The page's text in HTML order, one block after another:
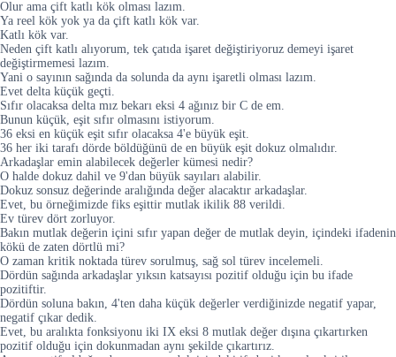
Olur ama çift katlı kök olması lazım.
Ya reel kök yok ya da çift katlı kök var.
Katlı kök var.
Neden çift katlı alıyorum, tek çatıda işaret değiştiriyoruz demeyi işaret
değiştirmemesi lazım.
Yani o sayının sağında da solunda da aynı işaretli olması lazım.
Evet delta küçük geçti.
Sıfır olacaksa delta mız bekarı eksi 4 ağınız bir C de em.
Bunun küçük, eşit sıfır olmasını istiyorum.
36 eksi en küçük eşit sıfır olacaksa 4'e büyük eşit.
36 her iki tarafı dörde böldüğünü de en büyük eşit dokuz olmalıdır.
Arkadaşlar emin alabilecek değerler kümesi nedir?
O halde dokuz dahil ve 9'dan büyük sayıları alabilir.
Dokuz sonsuz değerinde aralığında değer alacaktır arkadaşlar.
Evet, bu örneğimizde fiks eşittir mutlak ikilik 88 verildi.
Ev türev dört zorluyor.
Bakın mutlak değerin içini sıfır yapan değer de mutlak deyin, içindeki ifadenin
kökü de zaten dörtlü mi?
O zaman kritik noktada türev sorulmuş, sağ sol türev incelemeli.
Dördün sağında arkadaşlar yıksın katsayısı pozitif olduğu için bu ifade
pozitiftir.
Dördün soluna bakın, 4'ten daha küçük değerler verdiğinizde negatif yapar,
negatif çıkar dedik.
Evet, bu aralıkta fonksiyonu iki IX eksi 8 mutlak değer dışına çıkartırken
pozitif olduğu için dokunmadan aynı şekilde çıkartırız.